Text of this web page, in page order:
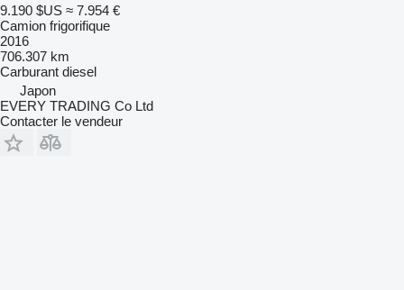
9.190 $US ≈ 7.954 €
Camion frigorifique
2016
706.307 km
Carburant diesel
Japon
EVERY TRADING Co Ltd
Contacter le vendeur